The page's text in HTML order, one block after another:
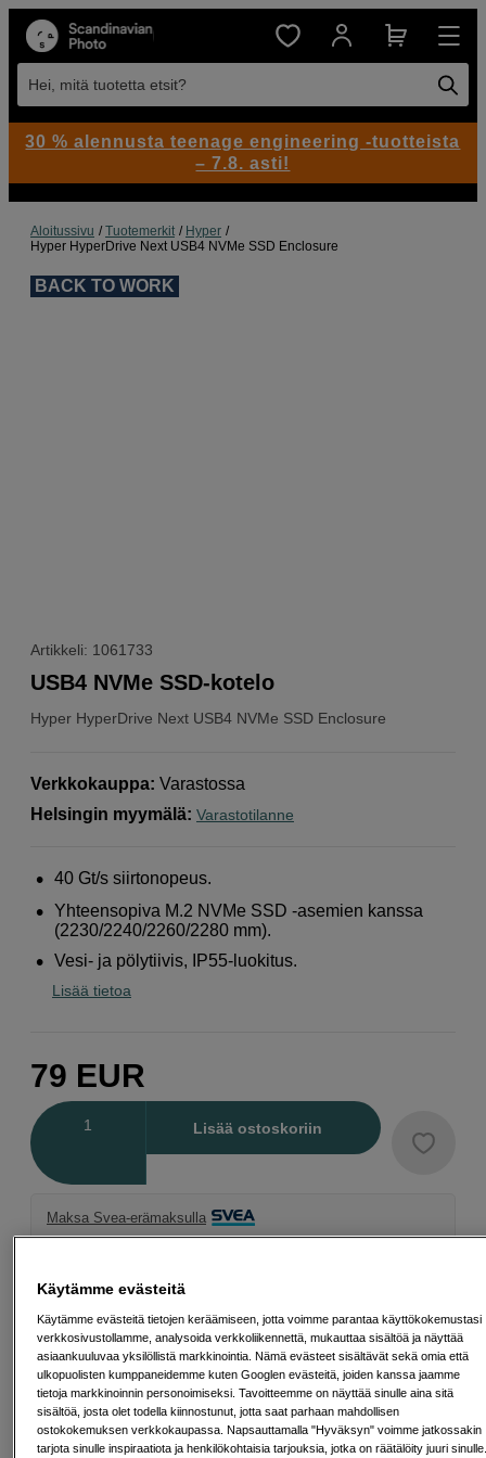
Hei, mitä tuotetta etsit?
Aloitussivu Tuotemerkit
Hyper
Hyper HyperDrive Next USB4 NVMe SSD Enclosure
BACK TO WORK
Artikkeli: 1061733
Hyper HyperDrive Next USB4 NVMe SSD Enclosure
USB4 NVMe SSD-kotelo
Verkkokauppa: Varastossa
Helsingin myymälä: Varastotilanne
40 Gt/s siirtonopeus.
Yhteensopiva M.2 NVMe SSD -asemien kanssa
(2230/2240/2260/2280 mm).
Vesi- ja pölytiivis, IP55-luokitus.
Lisää tietoa
79 EUR
Lisää ostoskoriin
Maksa Svea-erämaksulla
Avausmaksu 5 EUR, laskutusmaksu 0 EUR/kk lisäksi
Lainaaminen maksaa! Jos et pysty maksamaan velkaa ajoissa, saatat
saada maksuhäiriömerkinnän. Se voi vaikeuttaa asunnon vuokraamista,
liittymien tekemistä ja uusien lainojen saamista. Apua saat kuntasi talous- ja
velkaneuvonnasta. Yhteystiedot löydät sivulta
kkv.fi (avautuu uuteen
Back to Work
30 % alennusta teenage engineering -tuotteista
– 7.8. asti!
Käytämme evästeitä
Käytämme evästeitä tietojen keräämiseen, jotta voimme parantaa käyttökokemustasi
verkkosivustollamme, analysoida verkkoliikennettä, mukauttaa sisältöä ja näyttää
asiaankuuluvaa yksilöllistä markkinointia. Nämä evästeet sisältävät sekä omia että
ulkopuolisten kumppaneidemme kuten Googlen evästeitä, joiden kanssa jaamme
tietoja markkinoinnin personoimiseksi. Tavoitteemme on näyttää sinulle aina sitä
sisältöä, josta olet todella kiinnostunut, jotta saat parhaan mahdollisen
ostokokemuksen verkkokaupassa. Napsauttamalla "Hyväksyn" voimme jatkossakin
tarjota sinulle inspiraatiota ja henkilökohtaisia tarjouksia, jotka on räätälöity juuri